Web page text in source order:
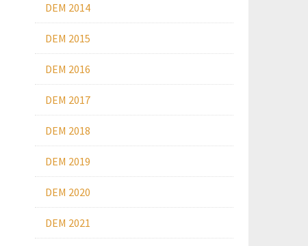
DEM 2014
DEM 2015
DEM 2016
DEM 2017
DEM 2018
DEM 2019
DEM 2020
DEM 2021